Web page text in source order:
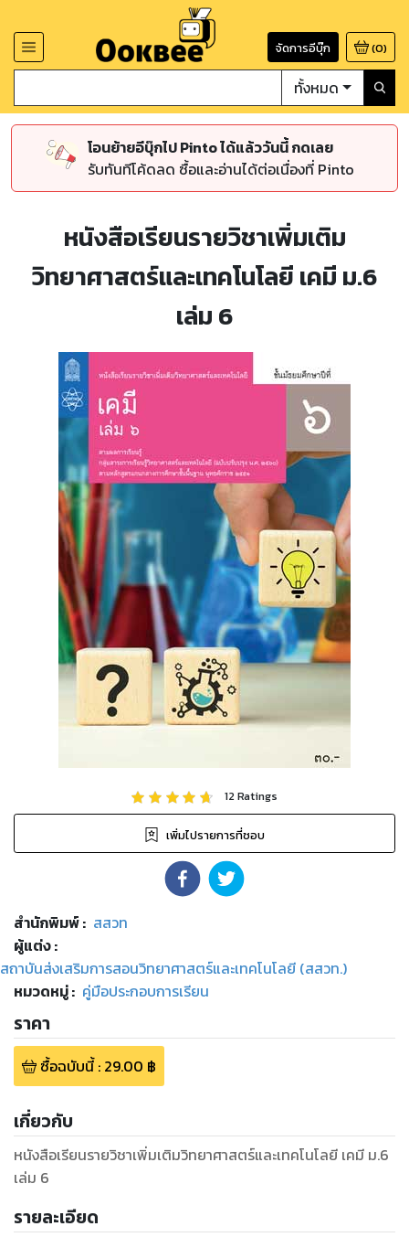
จัดการอีบุ๊ก (0)
ทั้งหมด
โอนย้ายอีบุ๊กไป Pinto ได้แล้ววันนี้ กดเลย
รับทันทีโค้ดลด ซื้อและอ่านได้ต่อเนื่องที่ Pinto
หนังสือเรียนรายวิชาเพิ่มเติม
วิทยาศาสตร์และเทคโนโลยี เคมี ม.6
เล่ม 6
12Ratings
เพิ่มไปรายการที่ชอบ
สำนักพิมพ์: สสวท
ผู้แต่ง :
สถาบันส่งเสริมการสอนวิทยาศาสตร์และเทคโนโลยี (สสวท.)
หมวดหมู่: คู่มือประกอบการเรียน
ราคา
ซื้อฉบับนี้: 29.00 ฿
เกี่ยวกับ
หนังสือเรียนรายวิชาเพิ่มเติมวิทยาศาสตร์และเทคโนโลยี เคมี ม.6
เล่ม 6
รายละเอียด